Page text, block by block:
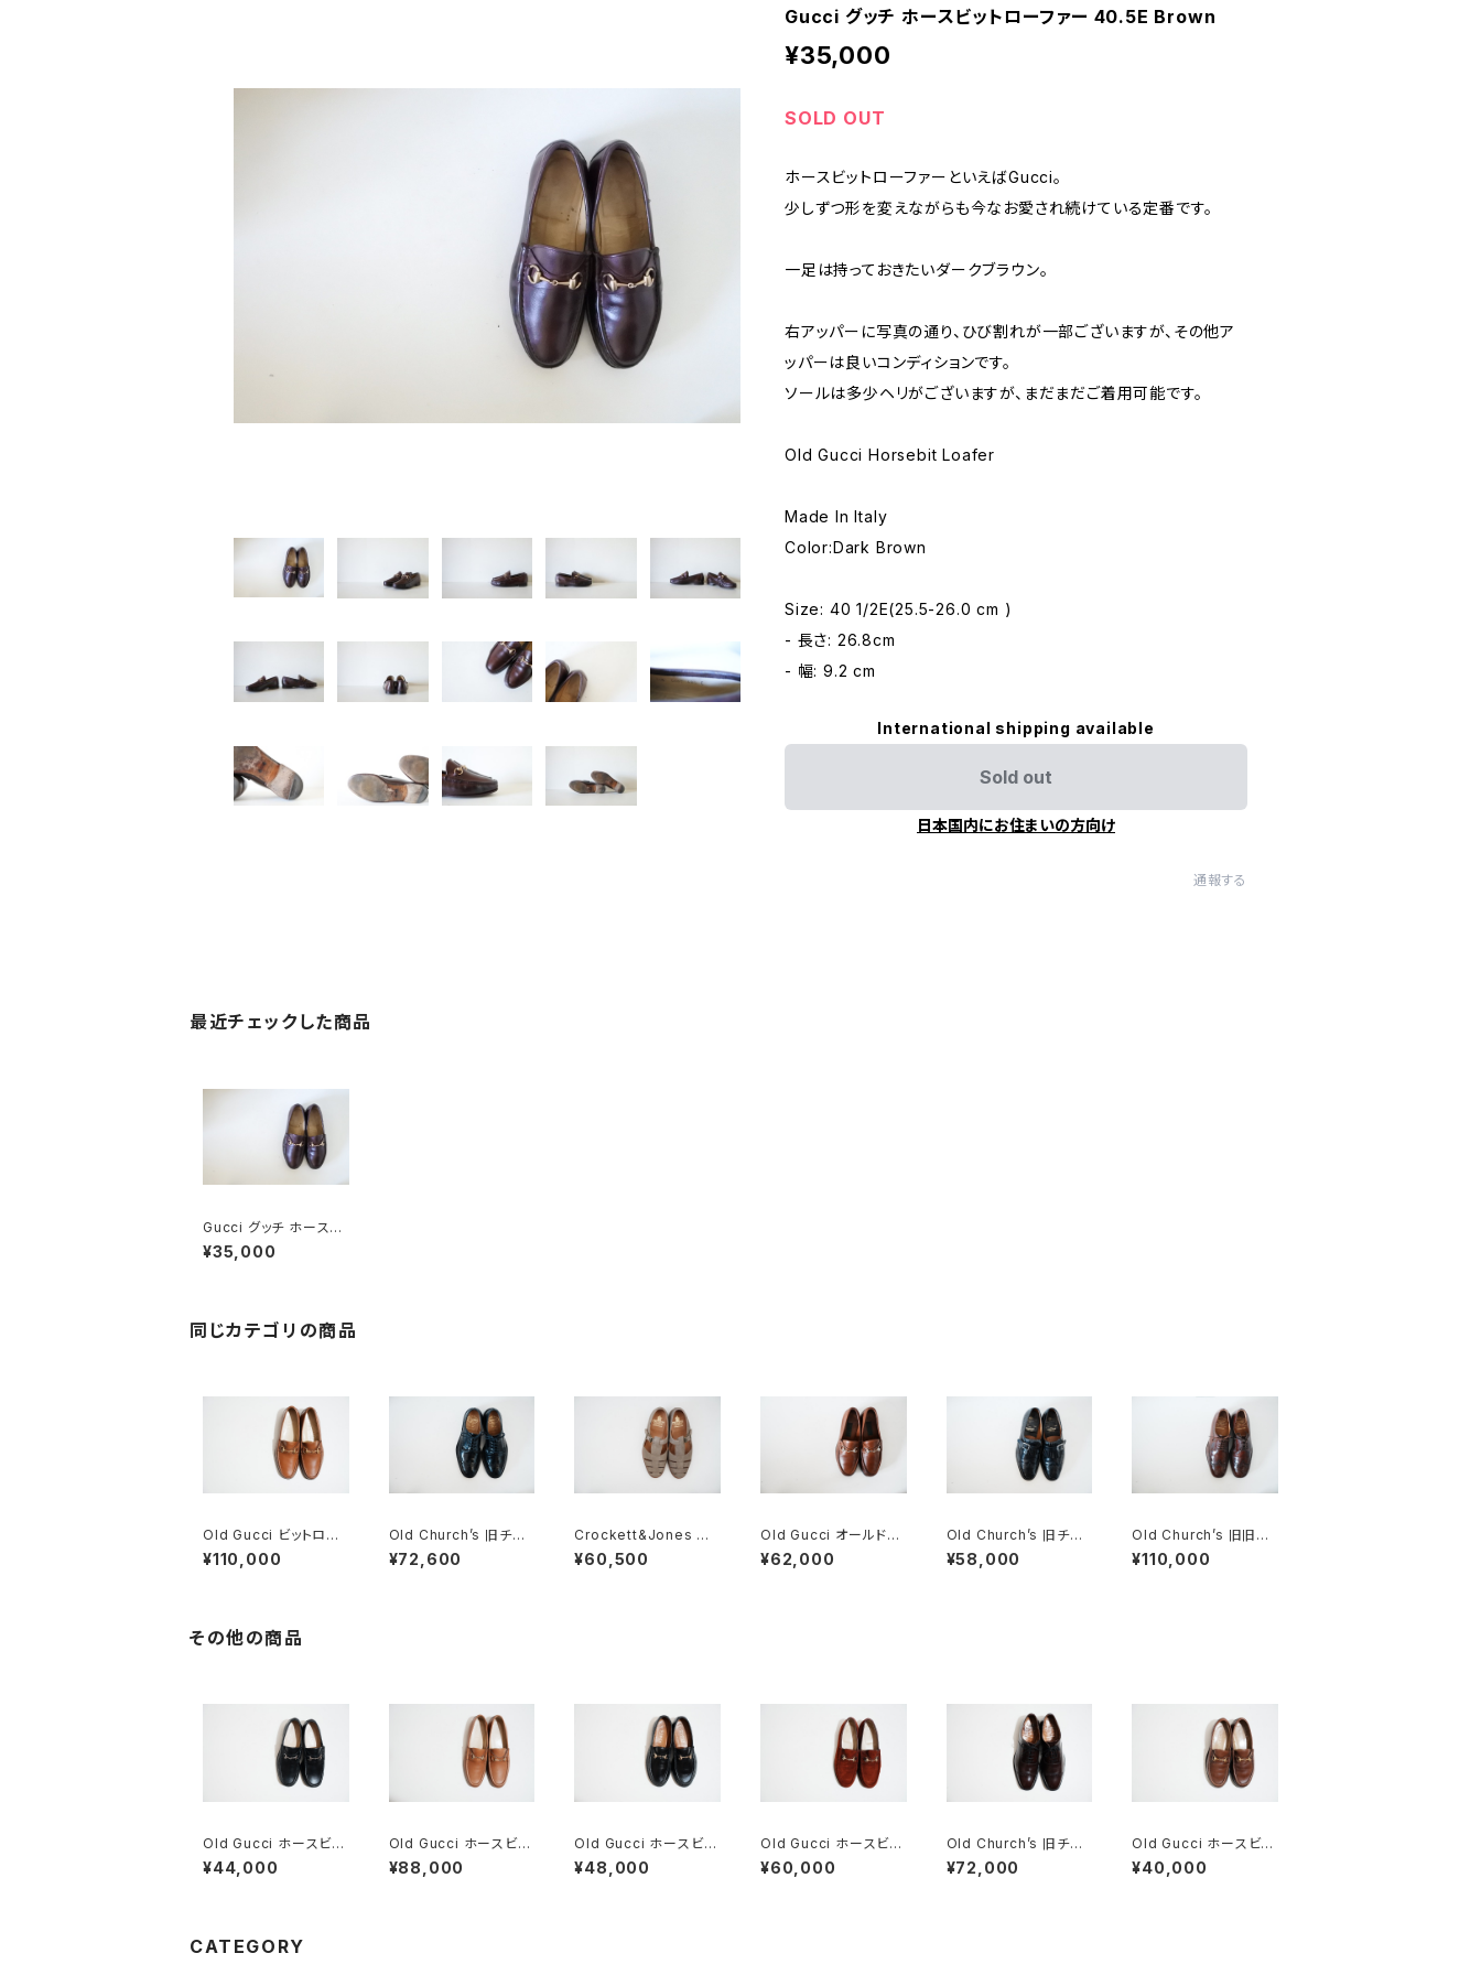
Gucci グッチ ホースビットローファー 40.5E Brown
¥35,000
SOLD OUT
ホースビットローファーといえばGucci。
少しずつ形を変えながらも今なお愛され続けている定番です。
一足は持っておきたいダークブラウン。
右アッパーに写真の通り、ひび割れが一部ございますが、その他ア
ッパーは良いコンディションです。
ソールは多少ヘリがございますが、まだまだご着用可能です。
Old Gucci Horsebit Loafer
Made In Italy
Color:Dark Brown
Size: 40 1/2E(25.5-26.0 cm )
- 長さ: 26.8cm
- 幅: 9.2 cm
International shipping available
Sold out
日本国内にお住まいの方向け
通報する
最近チェックした商品
Gucci グッチ ホースビ
ットローファー 40.5E
Brown
¥35,000
同じカテゴリの商品
Old Gucci ビットロー
ファー 41 E Brown De
adstock
¥110,000
Old Church’s 旧チャ
ーチ 四都市 Grafton
グラフトン 70F
¥72,600
Crockett&Jones ク
ロケット&ジョーズ FIS
HERMAN グルカサンダ
¥60,500
Old Gucci オールドグ
ッチ ホースビットローフ
ァー 40.5D 緑タグ
¥62,000
Old Church’s 旧チャ
ーチ 三都市 Stafford
70F
¥58,000
Old Church’s 旧旧チ
ャーチ 二都市 Holbor
n 75D
¥110,000
その他の商品
Old Gucci ホースビッ
トローファー 34C BK
¥44,000
Old Gucci ホースビッ
トローファー 38.5C ta
n ほぼDeadstock
¥88,000
Old Gucci ホースビッ
トローファー 34.5C ラ
バー BK
¥48,000
Old Gucci ホースビッ
トローファー 35.5C ス
エード WR
¥60,000
Old Church’s 旧チャ
ーチ 四都市 BELMON
Tパンチドキャップトウ
¥72,000
Old Gucci ホースビッ
トローファー 4.5B ラバ
ー BR
¥40,000
CATEGORY